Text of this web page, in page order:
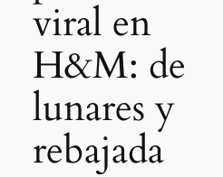
viral en
H&M: de
lunares y
rebajada